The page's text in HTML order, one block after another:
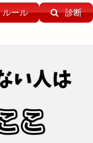
ルール 診断